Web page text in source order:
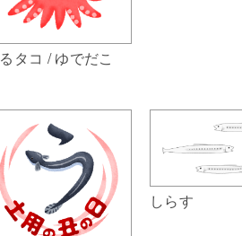
タコ / ゆでだこ
しらす